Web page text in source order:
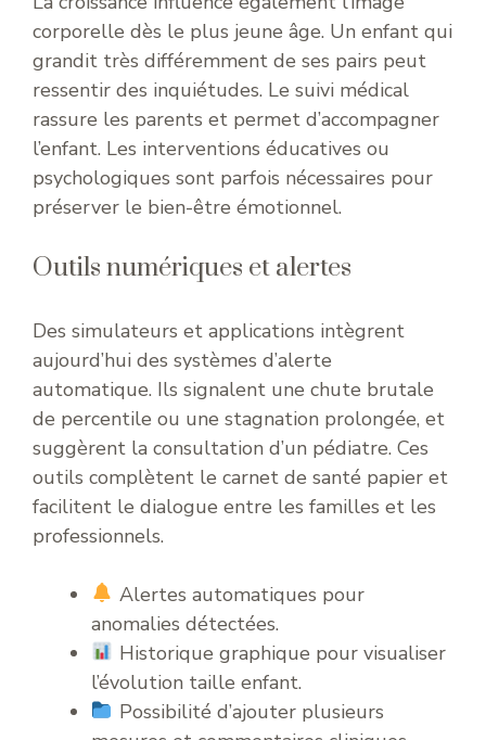
corporelle dès le plus jeune âge. Un enfant qui
grandit très différemment de ses pairs peut
ressentir des inquiétudes. Le suivi médical
rassure les parents et permet d’accompagner
l’enfant. Les interventions éducatives ou
psychologiques sont parfois nécessaires pour
préserver le bien-être émotionnel.
Outils numériques et alertes
Des simulateurs et applications intègrent
aujourd’hui des systèmes d’alerte
automatique. Ils signalent une chute brutale
de percentile ou une stagnation prolongée, et
suggèrent la consultation d’un pédiatre. Ces
outils complètent le carnet de santé papier et
facilitent le dialogue entre les familles et les
professionnels.
Alertes automatiques pour
anomalies détectées.
Historique graphique pour visualiser
l’évolution taille enfant.
Possibilité d’ajouter plusieurs